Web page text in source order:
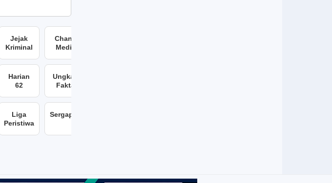
Jejak
Kriminal
Chans
Media
Harian
62
Ungkap
Fakta
Liga
Peristiwa
Sergap86